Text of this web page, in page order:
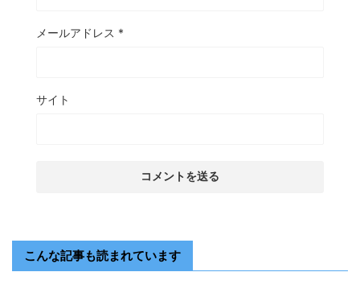
メールアドレス *
サイト
こんな記事も読まれています